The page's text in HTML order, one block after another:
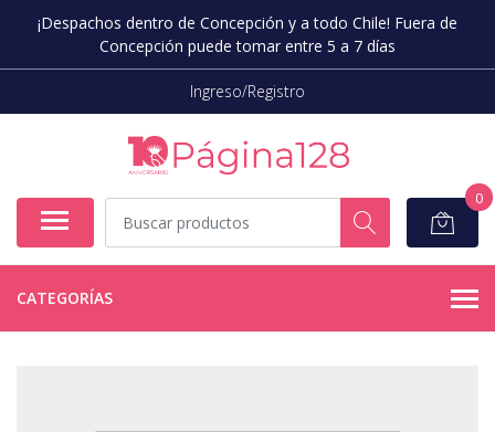
¡Despachos dentro de Concepción y a todo Chile! Fuera de
Concepción puede tomar entre 5 a 7 días
Ingreso/Registro
0
CATEGORÍAS